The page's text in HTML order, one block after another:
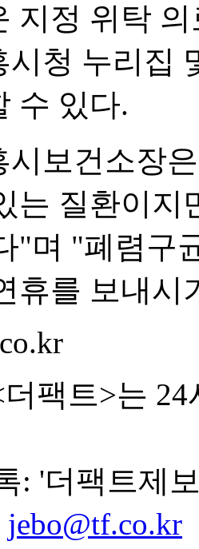
지정 위탁
시청 누리집
수 있다.
시보건소장
는 질환이
"며 "폐렴구
휴를 보내시
팩트>는
: '더팩트제
jebo@tf.co.kr